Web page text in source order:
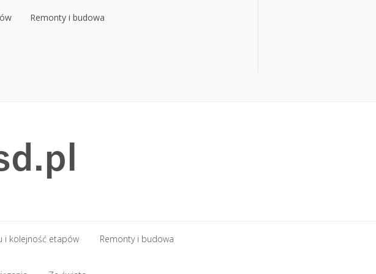
Remonty i budowa
i kolejność etapów Remonty i budowa